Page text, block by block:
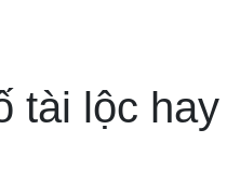
tài lộc